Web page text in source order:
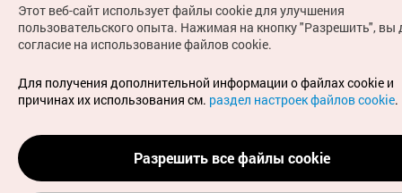
(с) Национальная организация туризма Кореи Все
права защищены
Для извещения об ошибках и проблемах, связанных с
работой веб-сайта, направляйте ваши запросы на
официальный адрес электронной почты
russian@knto.or.kr
Этот веб-сайт использует файлы cookie для улучшения
пользовательского опыта. Нажимая на кнопку "Разрешить", вы
согласие на использование файлов cookie.
Для получения дополнительной информации о файлах cookie и
причинах их использования см. раздел настроек файлов cookie.
Разрешить все файлы cookie